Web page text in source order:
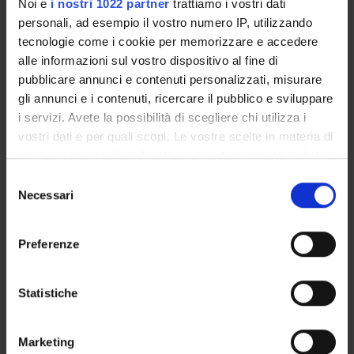
Noi e i nostri 1022 partner trattiamo i vostri dati
personali, ad esempio il vostro numero IP, utilizzando
tecnologie come i cookie per memorizzare e accedere
alle informazioni sul vostro dispositivo al fine di
pubblicare annunci e contenuti personalizzati, misurare
gli annunci e i contenuti, ricercare il pubblico e sviluppare
i servizi. Avete la possibilità di scegliere chi utilizza i
vostri dati e per quali scopi. Le vostre scelte in materia di
privacy sono applicabili solo su questa proprietà digitale
modificare o revocare il proprio consenso in qualsiasi
momento dalla Dichiarazione sui cookie o facendo clic
raccogliere informazioni sulla tua posizione
geografica, con un'approssimazione di qualche
Identificare il tuo dispositivo, scansionandolo
delNecessari
Preferenze
Statistiche
Marketing
Barbara Oliboni
Professore associato
AREE DI RICERCA COINVOLTE DAL PROGETTO
Sistemi informativi ed analisi dei dati
Information systems applications
ATTIVITÀ
DOTTORATI DI RICERCA